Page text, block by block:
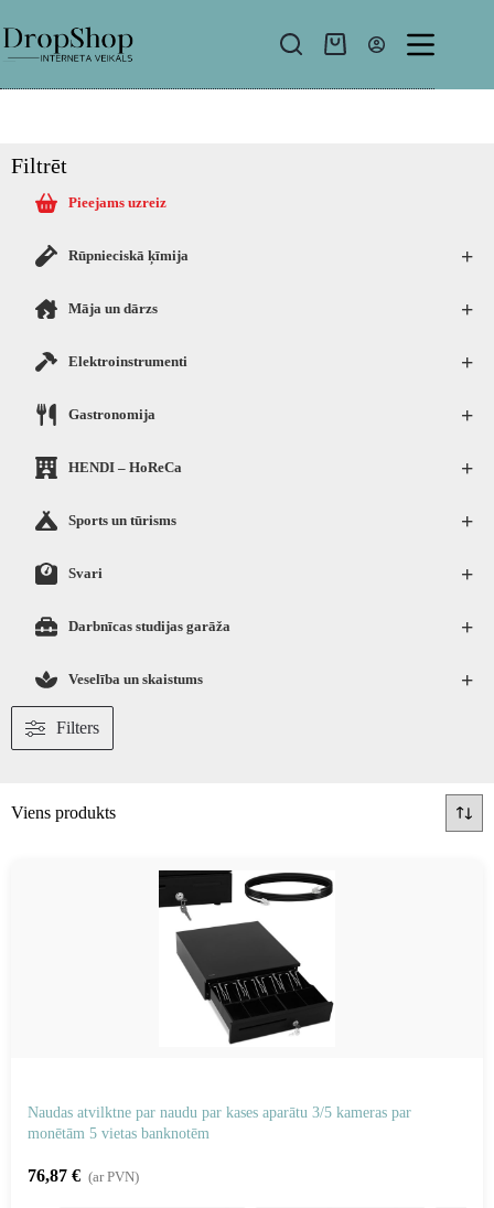
Filtrēt
Pieejams uzreiz
+
Rūpnieciskā ķīmija
+
Māja un dārzs
+
Elektroinstrumenti
+
Gastronomija
+
HENDI – HoReCa
+
Sports un tūrisms
+
Svari
+
Darbnīcas studijas garāža
+
Veselība un skaistums
Filters
Viens produkts
Naudas atvilktne par naudu par kases aparātu 3/5 kameras par
monētām 5 vietas banknotēm
76,87 € (ar PVN)